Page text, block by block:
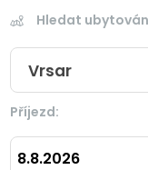
Hledat
Vrsar
Příjezd:
8.8.2026